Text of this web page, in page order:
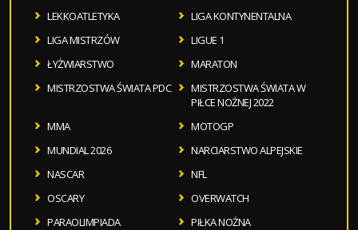
LEKKOATLETYKA
LIGA KONTYNENTALNA
LIGA MISTRZÓW
LIGUE 1
ŁYŻWIARSTWO
MARATON
MISTRZOSTWA ŚWIATA PDC
MISTRZOSTWA ŚWIATA W
PIŁCE NOŻNEJ 2022
MMA
MOTOGP
MUNDIAL 2026
NARCIARSTWO ALPEJSKIE
NASCAR
NFL
OSCARY
OVERWATCH
PARAOLIMPIADA
PIŁKA NOŻNA